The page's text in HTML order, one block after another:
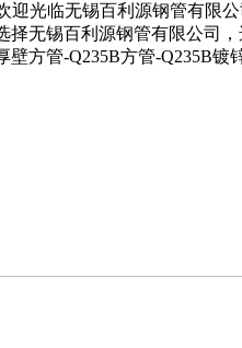
迎光临无锡百利源钢管有限公
择无锡百利源钢管有限公司，